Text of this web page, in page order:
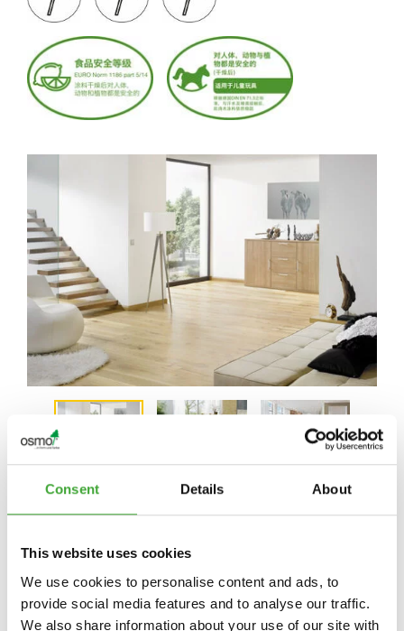
Consent Details About
This website uses cookies
We use cookies to personalise content and ads, to
provide social media features and to analyse our traffic.
We also share information about your use of our site with
如需了解各国具体信息，请联系当地的批发